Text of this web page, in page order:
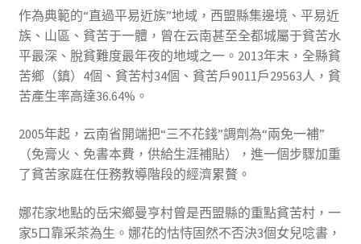
作為典範的“直過平易近族”地域，西盟縣集邊境、平易近
族、山區、貧苦于一體，曾在云南甚至全都城屬于貧苦水
平最深、脫貧難度最年夜的地域之一。2013年末，全縣貧
苦鄉（鎮）4個、貧苦村34個、貧苦戶9011戶29563人，貧
苦產生率高達36.64%。
2005年起，云南省開端把“三不花錢”調劑為“兩免一補”
（免膏火、免書本費，供給生涯補貼），進一個步驟加重
了貧苦家庭在任務教導階段的經濟累贅。
娜花家地點的岳宋鄉曼亨村曾是西盟縣的重點貧苦村，一
家5口靠采茶為生。娜花的怙恃固然不否決3個女兒唸書，